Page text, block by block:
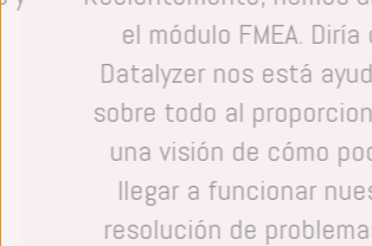
el módulo FMEA. Diría
Datalyzer nos está
sobre todo al
una visión de cómo
llegar a funcionar
resolución de